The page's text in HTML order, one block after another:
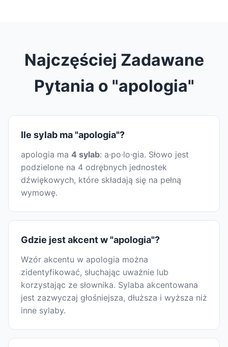
Najczęściej Zadawane
Pytania o "apologia"
Ile sylab ma "apologia"?
apologia ma 4 sylab: a·po·lo·gia. Słowo jest
podzielone na 4 odrębnych jednostek
dźwiękowych, które składają się na pełną
wymowę.
Gdzie jest akcent w "apologia"?
Wzór akcentu w apologia można
zidentyfikować, słuchając uważnie lub
korzystając ze słownika. Sylaba akcentowana
jest zazwyczaj głośniejsza, dłuższa i wyższa niż
inne sylaby.